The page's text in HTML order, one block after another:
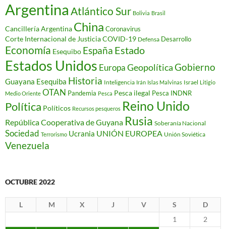
Argentina Atlántico Sur Bolivia Brasil
Cancillería Argentina China Coronavirus
Corte Internacional de JusticiaCOVID-19 Defensa Desarrollo
Economía Esequibo España Estado
Estados Unidos EuropaGeopolíticaGobierno
Guayana Esequiba Historia Inteligencia Irán Islas Malvinas Israel Litigio
Medio Oriente OTAN Pandemia Pesca Pesca ilegal Pesca INDNR
Política Políticos Recursos pesqueros Reino Unido
República Cooperativa de Guyana Rusia Soberanía Nacional
Sociedad Terrorismo Ucrania UNIÓN EUROPEA Unión Soviética
Venezuela
OCTUBRE 2022
L M X J V S
D
1
2